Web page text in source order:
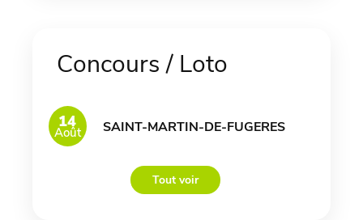
Concours / Loto
14
Août SAINT-MARTIN-DE-FUGERES
Tout voir